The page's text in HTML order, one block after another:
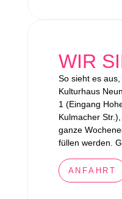
WIR
So sieht es
Kulturhaus
1 (Eingang
Kulmacher
ganze
füllen werden.
ANFAHRT